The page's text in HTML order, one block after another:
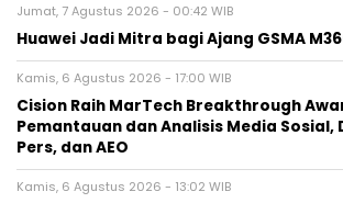
Jumat, 7 Agustus 2026 - 00:42 WIB
Huawei Jadi Mitra bagi Ajang GSMA
Kamis, 6 Agustus 2026 - 17:00 WIB
Cision Raih MarTech Breakthrough
Pemantauan dan Analisis Media
Pers, dan AEO
Kamis, 6 Agustus 2026 - 13:02 WIB